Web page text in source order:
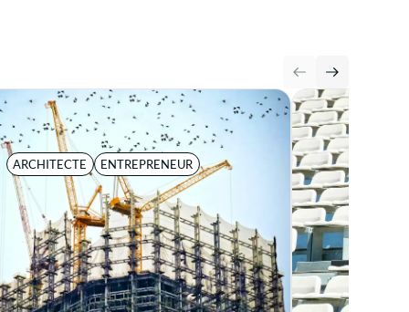
ARCHITECTE ENTREPRENEUR